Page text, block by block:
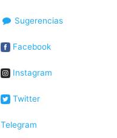
Sugerencias
Facebook
Instagram
Twitter
Telegram